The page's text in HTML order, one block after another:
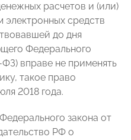
расчетов и (или)
электронных средств
до дня
Федерального
вправе не применять
такое право
2018 года.
закона от
РФ о